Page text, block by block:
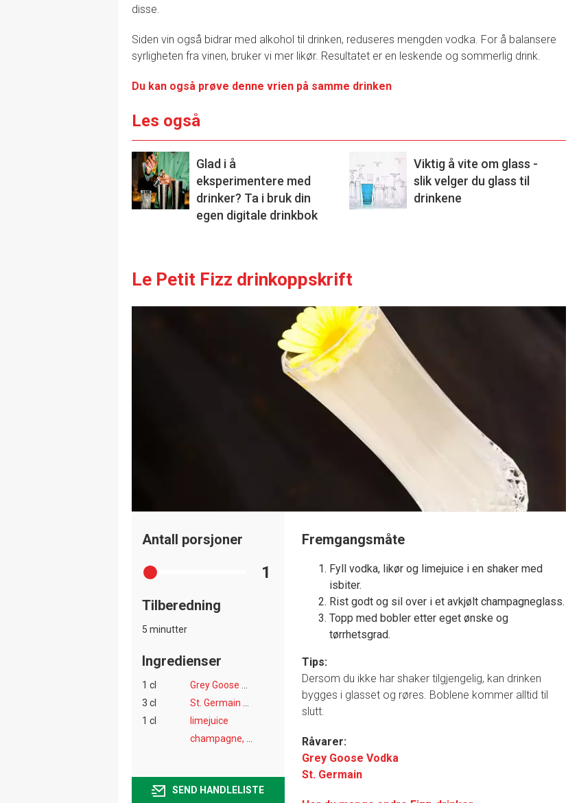
disse.
Siden vin også bidrar med alkohol til drinken, reduseres mengden vodka. For å balansere
syrligheten fra vinen, bruker vi mer likør. Resultatet er en leskende og sommerlig drink.
Du kan også prøve denne vrien på samme drinken
Les også
Glad i å
eksperimentere med
drinker? Ta i bruk din
egen digitale drinkbok
Viktig å vite om glass -
slik velger du glass til
drinkene
Le Petit Fizz drinkoppskrift
Antall porsjoner
1
Tilberedning
5 minutter
Ingredienser
1 cl
3 cl
1 cl
limejuice
SEND HANDLELISTE
Fremgangsmåte
Fyll vodka, likør og limejuice i en shaker med
isbiter.
Rist godt og sil over i et avkjølt champagneglass.
Topp med bobler etter eget ønske og
tørrhetsgrad.
Tips:
Dersom du ikke har shaker tilgjengelig, kan drinken
bygges i glasset og røres. Boblene kommer alltid til
slutt.
Råvarer:
Grey Goose Vodka
St. Germain